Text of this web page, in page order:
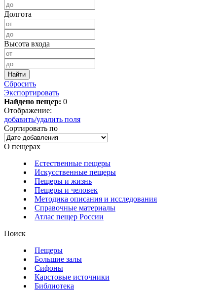
Долгота
Высота входа
Сбросить
Экспортировать
Найдено пещер: 0
Отображение:
добавить/удалить поля
Сортировать по
О пещерах
Естественные пещеры
Искусственные пещеры
Пещеры и жизнь
Пещеры и человек
Методика описания и исследования
Справочные материалы
Атлас пещер России
Поиск
Пещеры
Большие залы
Сифоны
Карстовые источники
Библиотека